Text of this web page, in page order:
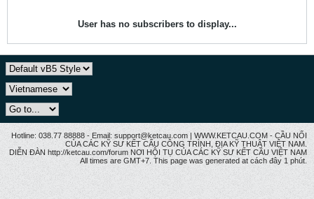
User has no subscribers to display...
Hotline: 038.77 88888 - Email: support@ketcau.com | WWW.KETCAU.COM - CẦU NỐI
CỦA CÁC KỸ SƯ KẾT CẤU CÔNG TRÌNH, ĐỊA KỸ THUẬT VIỆT NAM.
DIỄN ĐÀN http://ketcau.com/forum NƠI HỘI TỤ CỦA CÁC KỸ SƯ KẾT CÂU VIỆT NAM
All times are GMT+7. This page was generated at cách đây 1 phút.